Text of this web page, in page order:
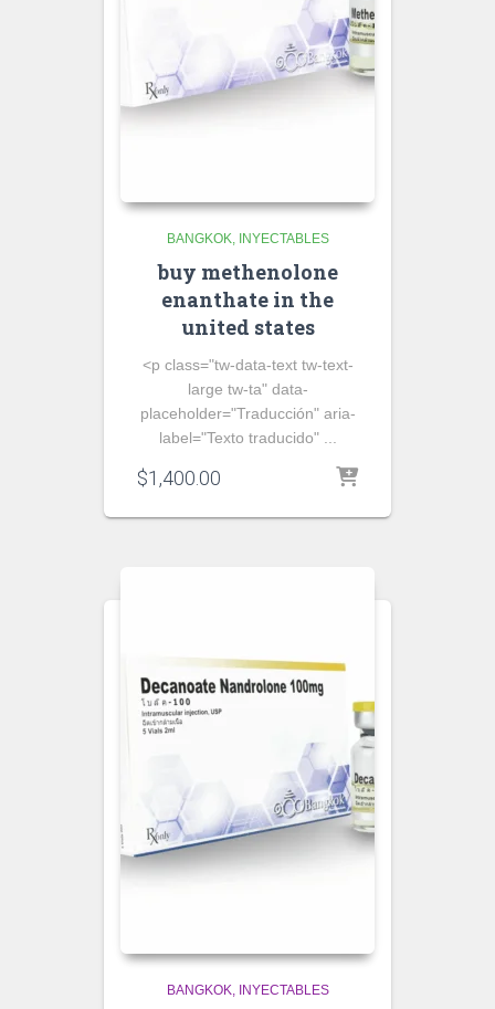
BANGKOK INYECTABLES
buy methenolone
enanthate in the
united states
<p class="tw-data-text tw-text-
large tw-ta" data-
placeholder="Traducción" aria-
label="Texto traducido" ...
$1,400.00
BANGKOK INYECTABLES